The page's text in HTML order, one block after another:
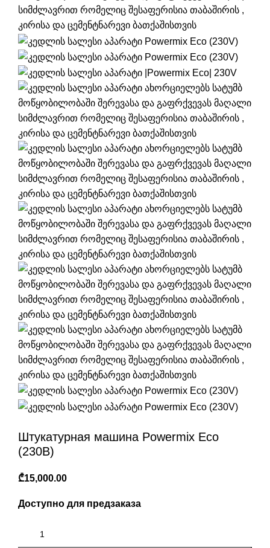
Штукатурная машина Powermix Eco
(230В)
₾
Доступно для предзаказа